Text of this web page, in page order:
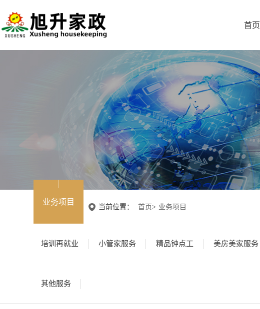
首页
业务项目
当前位置： 首页> 业务项目
培训再就业 小管家服务 精品钟点工 美房美家服务
其他服务